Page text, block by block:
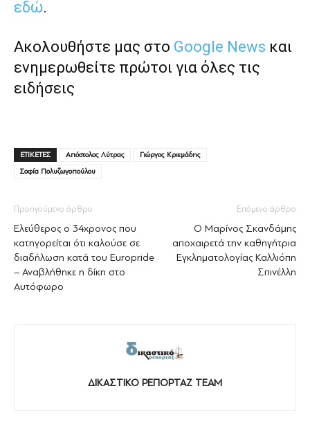
εδώ.
Ακολουθήστε μας στο Google News και
ενημερωθείτε πρώτοι για όλες τις
ειδήσεις
ΕΤΙΚΕΤΕΣ Απόστολος Λύτρας
Γιώργος Κριεμάδης
Σοφία Πολυζωγοπούλου
Προηγούμενο άρθρο
Ελεύθερος ο 34χρονος που
κατηγορείται ότι καλούσε σε
διαδήλωση κατά του Europride
– Αναβλήθηκε η δίκη στο
Αυτόφωρο
Επόμενο άρθρο
Ο Μαρίνος Σκανδάμης
αποχαιρετά την καθηγήτρια
Εγκληματολογίας Καλλιόπη
Σπινέλλη
ΔΙΚΑΣΤΙΚΟ ΡΕΠΟΡΤΑΖ TEAM